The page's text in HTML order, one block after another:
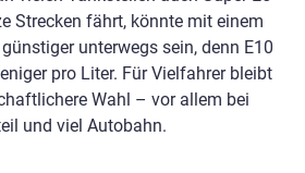
Strecken fährt, könnte mit einem
unterwegs sein, denn E10
pro Liter. Für Vielfahrer bleibt
Wahl – vor allem bei
und viel Autobahn.